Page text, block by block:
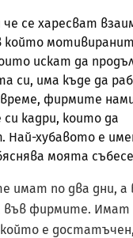
се харесват
който
искат да
си, има къде да
фирмите
кадри, които да
Най-хубавото е
моята
имат по два дни, а
във фирмите. Имат
който е